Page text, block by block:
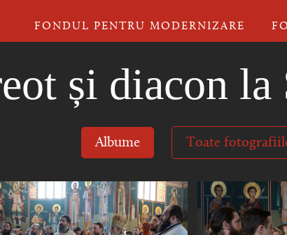
FONDUL PENTRU MODERNIZARE
și diacon la
Albume Toate